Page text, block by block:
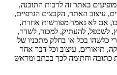
המופיעים באתר זה לרבות התוכנה,
עיצוב האתר, הקבצים הגרפיים,
בו, אם לא נאמר מפורשות אחרת,
לשכפל, להעתיק, למכור, לשדר,
כלשהו בכל או בחלק מתכניו של
תיאורים, עיצוב וכל דבר אחר
כתובה וחתומה לכך בכתב ומראש